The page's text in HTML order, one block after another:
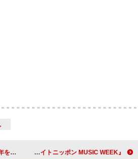
売決定 imase／野田洋次郎（RADWIMPS）／新しい学校のリーダーズが決定『オールナイトニッポン MUSIC WEEK』